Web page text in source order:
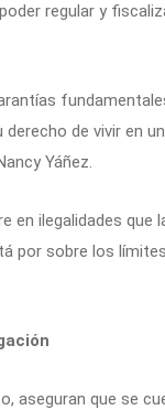
regular y
de vivir en
Yáñez.
en ilegalidades que
por sobre los
aseguran que se